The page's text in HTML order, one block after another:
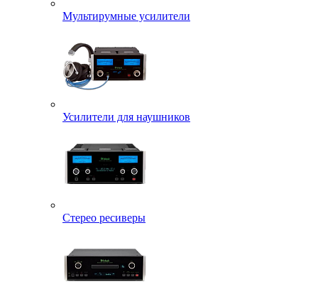
Мультирумные усилители
Усилители для наушников
Стерео ресиверы